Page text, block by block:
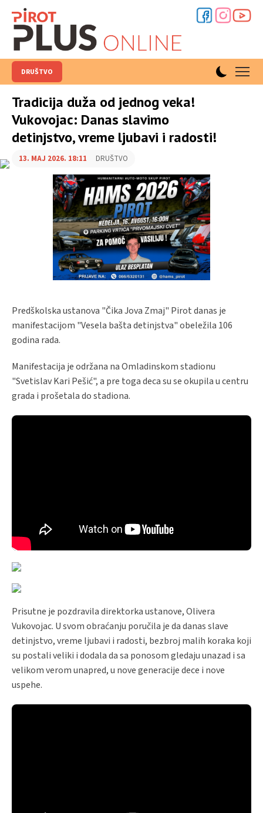
DRUŠTVO
Tradicija duža od jednog veka!
Vukovojac: Danas slavimo
detinjstvo, vreme ljubavi i radosti!
13. MAJ 2026. 18:11 DRUŠTVO
Predškolska ustanova "Čika Jova Zmaj" Pirot danas je
manifestacijom "Vesela bašta detinjstva" obeležila 106
godina rada.
Manifestacija je održana na Omladinskom stadionu
"Svetislav Kari Pešić", a pre toga deca su se okupila u centru
grada i prošetala do stadiona.
Prisutne je pozdravila direktorka ustanove, Olivera
Vukovojac. U svom obraćanju poručila je da danas slave
detinjstvo, vreme ljubavi i radosti, bezbroj malih koraka koji
su postali veliki i dodala da sa ponosom gledaju unazad i sa
velikom verom unapred, u nove generacije dece i nove
uspehe.